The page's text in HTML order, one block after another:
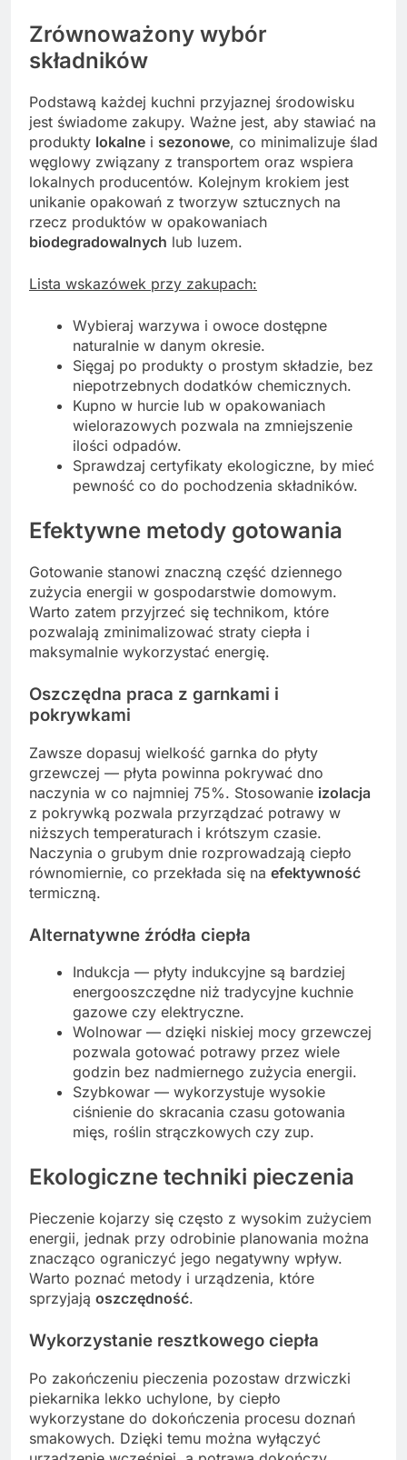
Zrównoważony wybór
składników
Podstawą każdej kuchni przyjaznej środowisku
jest świadome zakupy. Ważne jest, aby stawiać na
produkty lokalne i sezonowe, co minimalizuje ślad
węglowy związany z transportem oraz wspiera
lokalnych producentów. Kolejnym krokiem jest
unikanie opakowań z tworzyw sztucznych na
rzecz produktów w opakowaniach
biodegradowalnych lub luzem.
Lista wskazówek przy zakupach:
Wybieraj warzywa i owoce dostępne
naturalnie w danym okresie.
Sięgaj po produkty o prostym składzie, bez
niepotrzebnych dodatków chemicznych.
Kupno w hurcie lub w opakowaniach
wielorazowych pozwala na zmniejszenie
ilości odpadów.
Sprawdzaj certyfikaty ekologiczne, by mieć
pewność co do pochodzenia składników.
Efektywne metody gotowania
Gotowanie stanowi znaczną część dziennego
zużycia energii w gospodarstwie domowym.
Warto zatem przyjrzeć się technikom, które
pozwalają zminimalizować straty ciepła i
maksymalnie wykorzystać energię.
Oszczędna praca z garnkami i
pokrywkami
Zawsze dopasuj wielkość garnka do płyty
grzewczej — płyta powinna pokrywać dno
naczynia w co najmniej 75%. Stosowanie izolacja
z pokrywką pozwala przyrządzać potrawy w
niższych temperaturach i krótszym czasie.
Naczynia o grubym dnie rozprowadzają ciepło
równomiernie, co przekłada się na efektywność
termiczną.
Alternatywne źródła ciepła
Indukcja — płyty indukcyjne są bardziej
energooszczędne niż tradycyjne kuchnie
gazowe czy elektryczne.
Wolnowar — dzięki niskiej mocy grzewczej
pozwala gotować potrawy przez wiele
godzin bez nadmiernego zużycia energii.
Szybkowar — wykorzystuje wysokie
ciśnienie do skracania czasu gotowania
mięs, roślin strączkowych czy zup.
Ekologiczne techniki pieczenia
Pieczenie kojarzy się często z wysokim zużyciem
energii, jednak przy odrobinie planowania można
znacząco ograniczyć jego negatywny wpływ.
Warto poznać metody i urządzenia, które
sprzyjają oszczędność.
Wykorzystanie resztkowego ciepła
Po zakończeniu pieczenia pozostaw drzwiczki
piekarnika lekko uchylone, by ciepło
wykorzystane do dokończenia procesu doznań
smakowych. Dzięki temu można wyłączyć